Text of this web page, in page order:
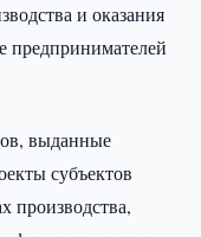
и оказания
предпринимателей
выданные
субъектов
производства,